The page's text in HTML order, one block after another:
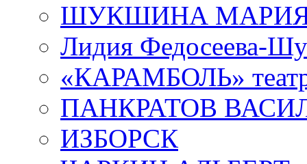
ШУКШИНА
Лидия Федосеева-
«КАРАМБОЛЬ»
ПАНКРАТОВ
ИЗБОРСК